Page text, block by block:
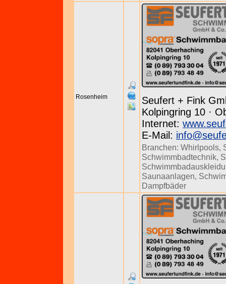
Rosenheim
Seufert + Fink
Kolpingring 10 ·
Internet:
E-Mail:
Branchen: Whirlpools,
Schwimmbadtechnik,
Saunaanlagen,
Dampfbäder